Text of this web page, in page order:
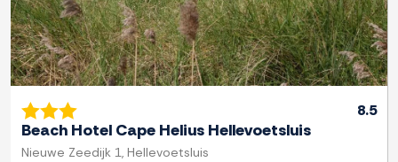
8.5
Beach Hotel Cape Helius Hellevoetsluis
Nieuwe Zeedijk 1, Hellevoetsluis